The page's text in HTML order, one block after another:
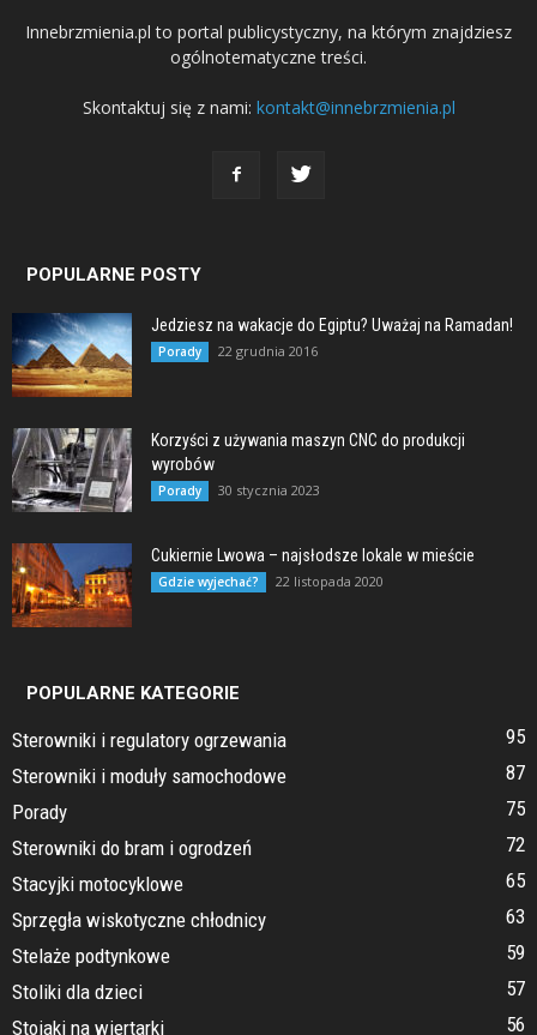
Innebrzmienia.pl to portal publicystyczny, na którym znajdziesz
ogólnotematyczne treści.
Skontaktuj się z nami: kontakt@innebrzmienia.pl
POPULARNE POSTY
Jedziesz na wakacje do Egiptu? Uważaj na Ramadan!
Porady 22 grudnia 2016
Korzyści z używania maszyn CNC do produkcji
wyrobów
Porady 30 stycznia 2023
Cukiernie Lwowa – najsłodsze lokale w mieście
Gdzie wyjechać? 22 listopada 2020
POPULARNE KATEGORIE
Sterowniki i regulatory ogrzewania
95
Sterowniki i moduły samochodowe
87
Porady
75
Sterowniki do bram i ogrodzeń
72
Stacyjki motocyklowe
65
Sprzęgła wiskotyczne chłodnicy
63
Stelaże podtynkowe
59
Stoliki dla dzieci
57
Stojaki na wiertarki
56